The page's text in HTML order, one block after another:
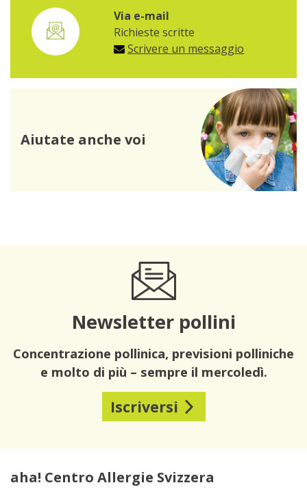
Via e-mail
Richieste scritte
Scrivere un messaggio
Aiutate anche voi
Newsletter pollini
Concentrazione pollinica, previsioni polliniche
e molto di più – sempre il mercoledì.
Iscriversi
aha! Centro Allergie Svizzera